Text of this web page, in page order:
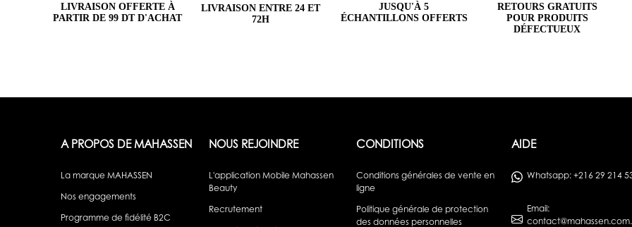
LIVRAISON OFFERTE À
PARTIR DE 99 DT D'ACHAT
LIVRAISON ENTRE 24 ET
72H
JUSQU'À 5
ÉCHANTILLONS OFFERTS
RETOURS GRATUITS
POUR PRODUITS
DÉFECTUEUX
A PROPOS DE MAHASSEN
La marque MAHASSEN
Nos engagements
Programme de fidélité B2C
NOUS REJOINDRE
L'application Mobile Mahassen
Beauty
Recrutement
CONDITIONS
Conditions générales de vente en
ligne
Politique générale de protection
des données personnelles
AIDE
Whatsapp: +216 29 214
Email: